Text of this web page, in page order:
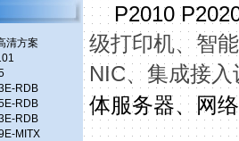
清方案
RDB
RDB
RDB
MITX
P2010
级打印机、智
NIC、集成接入
体服务器、网